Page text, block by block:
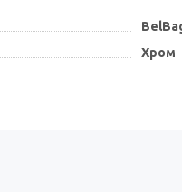
Хром